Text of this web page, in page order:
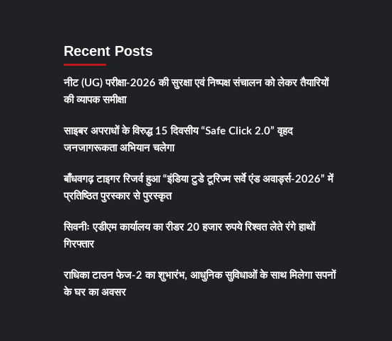
Recent Posts
नीट (UG) परीक्षा-2026 की सुरक्षा एवं निष्पक्ष संचालन को लेकर तैयारियों
की व्यापक समीक्षा
साइबर अपराधों के विरुद्ध 15 दिवसीय “Safe Click 2.0” वृहद
जनजागरूकता अभियान चलेगा
बाँधवगढ़ टाइगर रिजर्व हुआ “इंडिया टुडे टूरिज्म सर्वे एंड अवार्ड्स-2026” में
प्रतिष्ठित पुरस्कार से पुरस्कृत
सिवनीः एडीएम कार्यालय का रीडर 20 हजार रुपये रिश्वत लेते रंगे हाथों
गिरफ्तार
राधिका टाउन फेज-2 का शुभारंभ, आधुनिक सुविधाओं के साथ मिलेगा सपनों
के घर का अवसर